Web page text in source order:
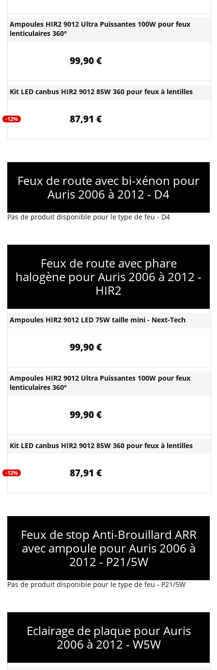
Ampoules HIR2 9012 Ultra Puissantes 100W pour feux
lenticulaires 360°
99,90 €
Kit LED canbus HIR2 9012 85W 360 pour feux à lentilles
-12% 87,91 €
Feux de route avec bi-xénon pour
Auris 2006 à 2012 - D4
Pas de produit disponible pour le type de feu - D4
Feux de route avec phare
halogène pour Auris 2006 à 2012 -
HIR2
Ampoules HIR2 9012 LED 75W taille mini - Next-Tech
99,90 €
Ampoules HIR2 9012 Ultra Puissantes 100W pour feux
lenticulaires 360°
99,90 €
Kit LED canbus HIR2 9012 85W 360 pour feux à lentilles
-12% 87,91 €
Feux de stop Anti-Brouillard ARR
avec ampoule pour Auris 2006 à
2012 - P21/5W
Pas de produit disponible pour le type de feu - P21/5W
Eclairage de plaque pour Auris
2006 à 2012 - W5W